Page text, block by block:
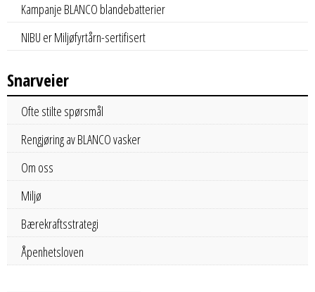
Kampanje BLANCO blandebatterier
NIBU er Miljøfyrtårn-sertifisert
Snarveier
Ofte stilte spørsmål
Rengjøring av BLANCO vasker
Om oss
Miljø
Bærekraftsstrategi
Åpenhetsloven